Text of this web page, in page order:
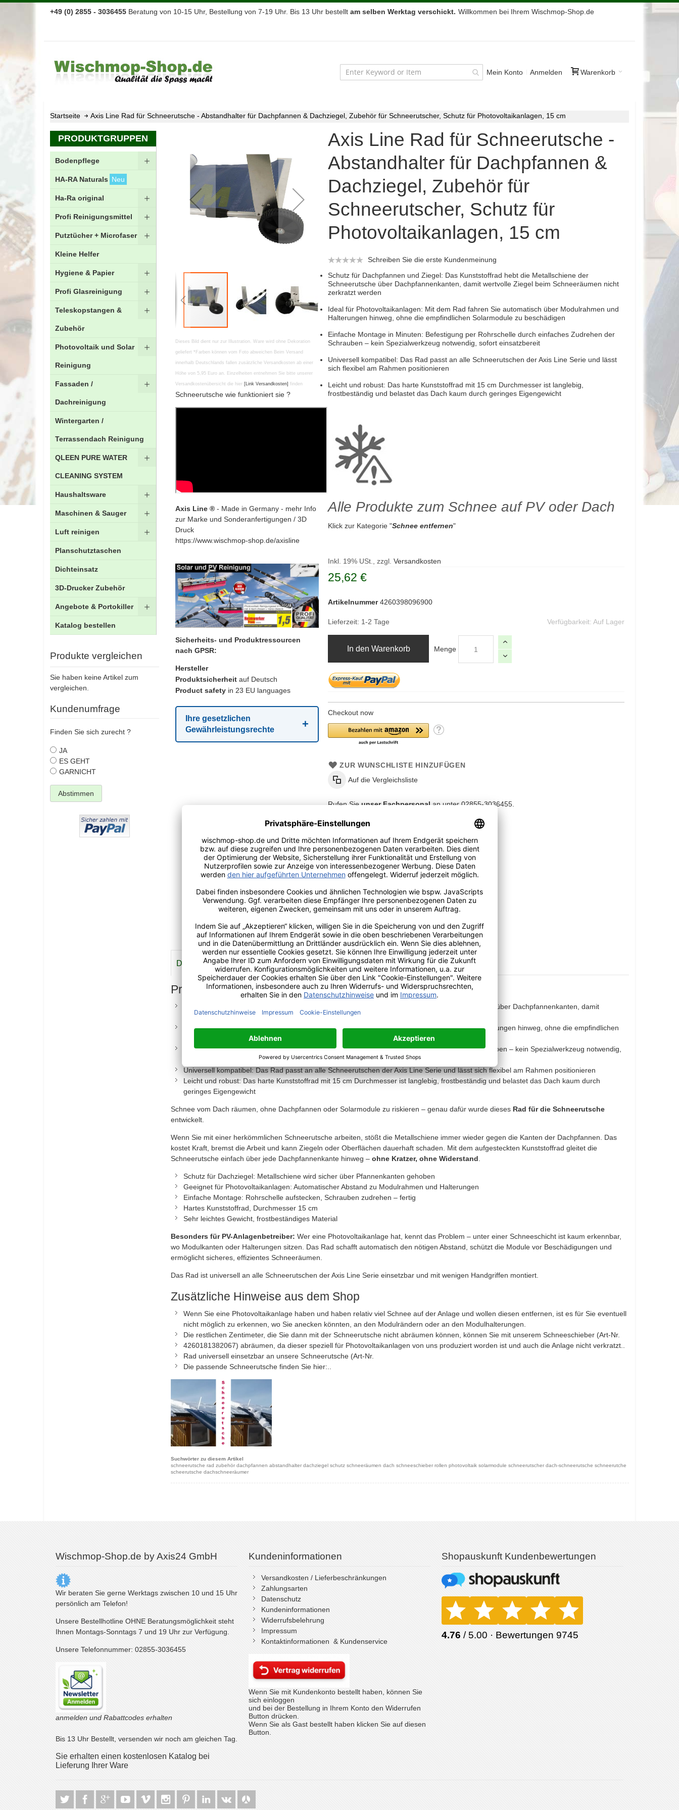
Willkommen bei Ihrem Wischmop-Shop.de
+49 (0) 2855 - 3036455 Beratung von 10-15 Uhr, Bestellung von 7-19 Uhr. Bis 13 Uhr bestellt am selben Werktag verschickt.
Mein Konto Anmelden Warenkorb
Startseite Axis Line Rad für Schneerutsche - Abstandhalter für Dachpfannen & Dachziegel, Zubehör für Schneerutscher, Schutz für Photovoltaikanlagen, 15 cm
Bildgalerie
springen
Zum
Anfang
der
Bildgalerie
springen
Dieses Bild dient nur zur Illustration. Ware wird ohne Dekoration
geliefert *Farben können vom Foto abweichen Beim Versand
innerhalb Deutschlands fallen zusätzliche Versandkosten ab einer
Höhe von 5,95 Euro an. Einzelheiten entnehmen Sie bitte unserer
Versandkostenübersicht die hier [Link Versandkosten] finden
Schneerutsche wie funktioniert sie ?
Axis Line ®- Made in Germany - mehr Info
zur Marke und Sonderanfertigungen / 3D
Druck
https://www.wischmop-shop.de/axisline
Sicherheits- und Produktressourcen
nach GPSR:
Hersteller
Produktsicherheitauf Deutsch
Product safetyin 23 EU languages
Ihre gesetzlichen
Gewährleistungsrechte
Axis Line Rad für Schneerutsche -
Abstandhalter für Dachpfannen &
Dachziegel, Zubehör für
Schneerutscher, Schutz für
Photovoltaikanlagen, 15 cm
Schreiben Sie die erste Kundenmeinung
Schutz für Dachpfannen und Ziegel: Das Kunststoffrad hebt die Metallschiene der
Schneerutsche über Dachpfannenkanten, damit wertvolle Ziegel beim Schneeräumen nicht
zerkratzt werden
Ideal für Photovoltaikanlagen: Mit dem Rad fahren Sie automatisch über Modulrahmen und
Halterungen hinweg, ohne die empfindlichen Solarmodule zu beschädigen
Einfache Montage in Minuten: Befestigung per Rohrschelle durch einfaches Zudrehen der
Schrauben – kein Spezialwerkzeug notwendig, sofort einsatzbereit
Universell kompatibel: Das Rad passt an alle Schneerutschen der Axis Line Serie und lässt
sich flexibel am Rahmen positionieren
Leicht und robust: Das harte Kunststoffrad mit 15 cm Durchmesser ist langlebig,
frostbeständig und belastet das Dach kaum durch geringes Eigengewicht
Alle Produkte zum Schnee auf PV oder Dach
Klick zur Kategorie "Schnee entfernen"
Inkl. 19% USt., zzgl. Versandkosten
25,62 €
Verfügbarkeit: Auf Lager
Artikelnummer 4260398096900
Lieferzeit: 1-2 Tage
Menge
In den Warenkorb
Checkout now
ZUR WUNSCHLISTE HINZUFÜGEN
Auf die Vergleichsliste
Rufen Sieunser Fachpersonal an unter 02855-3036455.
- zum Chatbot -
Details
Produktvorteile auf einen Blick
Schutz für Dachpfannen und Ziegel: Das Kunststoffrad hebt die Metallschiene der Schneerutsche über Dachpfannenkanten, damit
wertvolle Ziegel beim Schneeräumen nicht zerkratzt werden
Ideal für Photovoltaikanlagen: Mit dem Rad fahren Sie automatisch über Modulrahmen und Halterungen hinweg, ohne die empfindlichen
Solarmodule zu beschädigen
Einfache Montage in Minuten: Befestigung per Rohrschelle durch einfaches Zudrehen der Schrauben – kein Spezialwerkzeug notwendig,
Universell kompatibel: Das Rad passt an alle Schneerutschen der Axis Line Serie und lässt sich flexibel am Rahmen positionieren
Leicht und robust: Das harte Kunststoffrad mit 15 cm Durchmesser ist langlebig, frostbeständig und belastet das Dach kaum durch
geringes Eigengewicht
Schnee vom Dach räumen, ohne Dachpfannen oder Solarmodule zu riskieren – genau dafür wurde dieses Rad für die Schneerutsche
entwickelt.
Wenn Sie mit einer herkömmlichen Schneerutsche arbeiten, stößt die Metallschiene immer wieder gegen die Kanten der Dachpfannen. Das
kostet Kraft, bremst die Arbeit und kann Ziegeln oder Oberflächen dauerhaft schaden. Mit dem aufgesteckten Kunststoffrad gleitet die
Schneerutsche einfach über jede Dachpfannenkante hinweg – ohne Kratzer, ohne Widerstand
Schutz für Dachziegel: Metallschiene wird sicher über Pfannenkanten gehoben
Geeignet für Photovoltaikanlagen: Automatischer Abstand zu Modulrahmen und Halterungen
Einfache Montage: Rohrschelle aufstecken, Schrauben zudrehen – fertig
Hartes Kunststoffrad, Durchmesser 15 cm
Sehr leichtes Gewicht, frostbeständiges Material
Besonders für PV-Anlagenbetreiber: Wer eine Photovoltaikanlage hat, kennt das Problem – unter einer Schneeschicht ist kaum erkennbar,
wo Modulkanten oder Halterungen sitzen. Das Rad schafft automatisch den nötigen Abstand, schützt die Module vor Beschädigungen und
ermöglicht sicheres, effizientes Schneeräumen.
Das Rad ist universell an alle Schneerutschen der Axis Line Serie einsetzbar und mit wenigen Handgriffen montiert.
Zusätzliche Hinweise aus dem Shop
Wenn Sie eine Photovoltaikanlage haben und haben relativ viel Schnee auf der Anlage und wollen diesen entfernen, ist es für Sie eventuell
nicht möglich zu erkennen, wo Sie anecken könnten, an den Modulrändern oder an den Modulhalterungen.
Die restlichen Zentimeter, die Sie dann mit der Schneerutsche nicht abräumen können, können Sie mit unserem Schneeschieber (Art-Nr.
4260181382067) abräumen, da dieser speziell für Photovoltaikanlagen von uns produziert worden ist und auch die Anlage nicht verkratzt..
Rad universell einsetzbar an unsere Schneerutsche (Art-Nr.
Die passende Schneerutsche finden Sie hier:..
Suchwörter zu diesem Artikel
schneerutsche rad zubehör dachpfannen abstandhalter dachziegel schutz schneeräumen dach schneeschieber rollen photovoltaik solarmodule schneerutscher dach-schneerutsche schneerutche
scheerutsche dachschneeräumer
Mehr Info Kundenmeinungen
PRODUKTGRUPPEN
Bodenpflege
HA-RA Naturals Neu
Ha-Ra original
Profi Reinigungsmittel
Putztücher + Microfaser
Kleine Helfer
Hygiene & Papier
Profi Glasreinigung
Teleskopstangen &
Zubehör
Photovoltaik und Solar
Reinigung
Fassaden /
Dachreinigung
Wintergarten /
Terrassendach Reinigung
QLEEN PURE WATER
CLEANING SYSTEM
Haushaltsware
Maschinen & Sauger
Luft reinigen
Planschutztaschen
Dichteinsatz
3D-Drucker Zubehör
Angebote & Portokiller
Katalog bestellen
Produkte vergleichen
Sie haben keine Artikel zum
vergleichen.
Kundenumfrage
Finden Sie sich zurecht ?
JA
ES GEHT
GARNICHT
Abstimmen
Wischmop-Shop.de by Axis24 GmbH
Wir beraten Sie gerne Werktags zwischen 10 und 15 Uhr
persönlich am Telefon!
Unsere Bestellhotline OHNE Beratungsmöglichkeit steht
Ihnen Montags-Sonntags 7 und 19 Uhr zur Verfügung.
Unsere Telefonnummer: 02855-3036455
anmelden und Rabattcodes erhalten
Bis 13 Uhr Bestellt, versenden wir noch am gleichen Tag.
Sie erhalten einen kostenlosen Katalog bei
Lieferung Ihrer Ware
Kundeninformationen
Versandkosten / Lieferbeschränkungen
Zahlungsarten
Datenschutz
Kundeninformationen
Widerrufsbelehrung
Impressum
Kontaktinformationen & Kundenservice
Wenn Sie mit Kundenkonto bestellt haben, können Sie
sich einloggen
und bei der Bestellung in Ihrem Konto den Widerrufen
Button drücken.
Wenn Sie als Gast bestellt haben klicken Sie auf diesen
Button.
Shopauskunft Kundenbewertungen